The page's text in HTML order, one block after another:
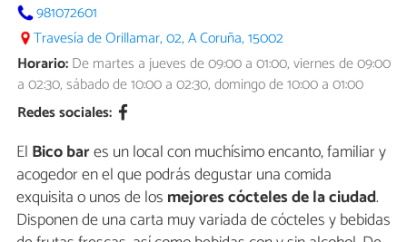
981072601
Travesía de Orillamar, 02, A Coruña, 15002
Horario:De martes a jueves de 09:00 a 01:00, viernes de 09:00
a 02:30, sábado de 10:00 a 02:30, domingo de 10:00 a 01:00
Redes sociales:
El Bico bares un local con muchísimo encanto, familiar y
acogedor en el que podrás degustar una comida
exquisita o unos de los mejores cócteles de la ciudad.
Disponen de una carta muy variada de cócteles y bebidas